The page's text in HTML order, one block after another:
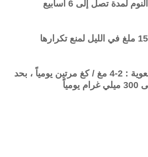
لمدة تصل إلى 6 أسابيع
الطفل القرحة المعوية : 2-4 مغ / كغ مرتين يومياً ، بحد
يومياً